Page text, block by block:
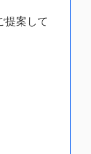
提案して